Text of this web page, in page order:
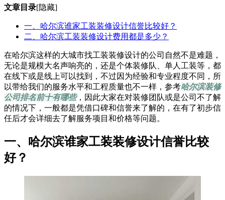
文章目录[隐藏]
一、哈尔滨谁家工装装修设计信誉比较好？
二、哈尔滨工装装修设计费用都是多少？
在哈尔滨这样的大城市找工装装修设计的公司自然不是难题，
无论是规模大名声响亮的，还是个体装修队、单人工装等，都
在线下或是线上可以找到，不过因为经验和专业程度不同，所
以带给我们的服务水平和工程质量也不一样，参考哈尔滨装修
公司排名前十有哪些，因此大家在对装修团队或是公司不了解
的情况下，一般都是凭借口碑和信誉来了解的，在有了初步信
任后才会详细去了解服务项目和价格等问题。
一、哈尔滨谁家工装装修设计信誉比较
好？